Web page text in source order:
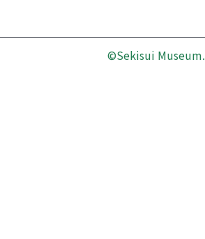
©Sekisui Museum.